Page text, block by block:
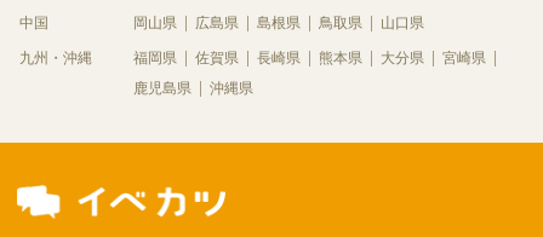
中国 岡山県 広島県 島根県 鳥取県 山口県
九州・沖縄 福岡県 佐賀県 長崎県 熊本県 大分県
宮崎県
鹿児島県
沖縄県